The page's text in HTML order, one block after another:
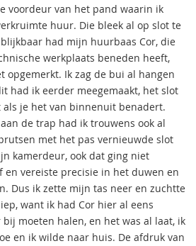
voordeur van het pand waarin ik
huur. Die bleek al op slot te
had mijn huurbaas Cor, die
werkplaats beneden heeft,
opgemerkt. Ik zag de bui al hangen
had ik eerder meegemaakt, het slot
als je het van binnenuit benadert.
de trap had ik trouwens ook al
met het pas vernieuwde slot
kamerdeur, ook dat ging niet
en vereiste precisie in het duwen en
Dus ik zette mijn tas neer en zuchtte
want ik had Cor hier al eens
bij moeten halen, en het was al laat, ik
en ik wilde naar huis. De afdruk van